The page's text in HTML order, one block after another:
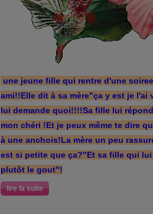
une jeune fille qui rentre d'une
ami!!Elle dit à sa mère"ça y est je l'ai
lui demande quoi!!!!Sa fille lui
mon chéri !Et je peux même te dire
à une anchois!La mère un peu
est si petite que ça?"Et sa fille qui
plutôt le gout"!
lire la suite